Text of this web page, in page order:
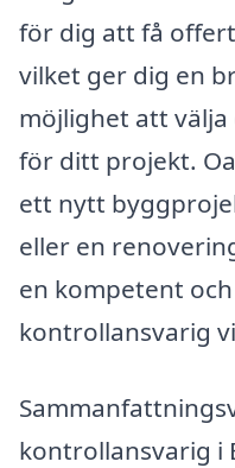
för dig att få
vilket ger dig en
möjlighet att
för ditt projekt.
ett nytt
eller en
en kompetent
kontrollansvarig
kontrollansvarig i